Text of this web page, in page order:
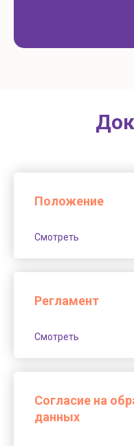
Положение
Смотреть
Регламент
Смотреть
Согласие на
данных